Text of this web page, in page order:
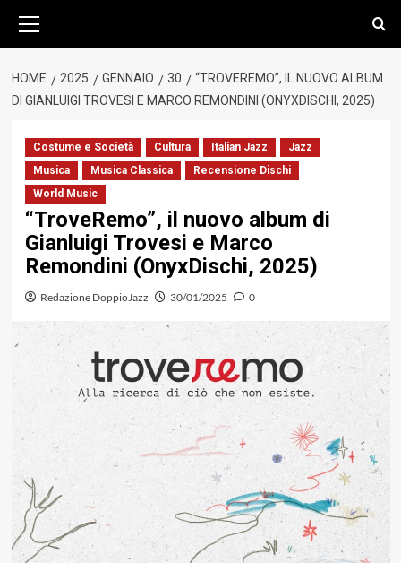
principale
HOME 2025 GENNAIO 30
“TROVEREMO”, IL NUOVO ALBUM
DI GIANLUIGI TROVESI E MARCO REMONDINI (ONYXDISCHI, 2025)
Costume e Società Cultura Italian Jazz
Jazz
Musica
Musica Classica
Recensione Dischi
World Music
“TroveRemo”, il nuovo album di
Gianluigi Trovesi e Marco
Remondini (OnyxDischi, 2025)
Redazione DoppioJazz 30/01/2025 0